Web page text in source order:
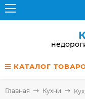
КАТАЛОГ
Главная Кухни